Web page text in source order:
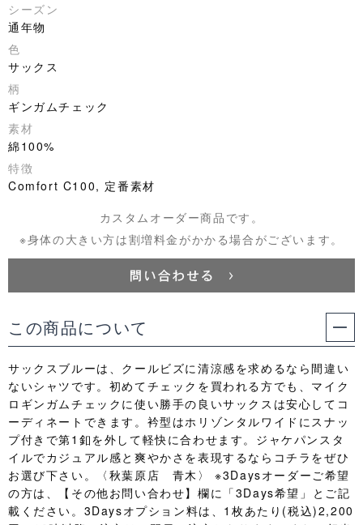
シーズン
通年物
色
サックス
柄
ギンガムチェック
素材
綿100%
特徴
Comfort C100, 定番素材
カスタムオーダー商品です。
※身体の大きい方は割増料金がかかる場合がございます。
この商品について
サックスブルーは、クールビズに清涼感を求めるなら間違い
ないシャツです。初めてチェックを買われる方でも、マイク
ロギンガムチェックに使い勝手の良いサックスは安心してコ
ーディネートできます。衿型はホリゾンタルワイドにスナッ
プ付きで第1釦を外して軽快に合わせます。ジャケパンスタ
イルでカジュアル感と爽やかさを表現するならコチラをぜひ
お選び下さい。〈秋葉原店 青木〉 ※3Daysオーダーご希望
の方は、【その他お問い合わせ】欄に「3Days希望」とご記
載ください。3Daysオプション料は、1枚あたり(税込)2,200